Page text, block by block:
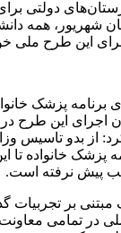
دولتی
شهریور، همه
این طرح ملی
پزشک
اجرای این طرح
از بدو تاسیس
پزشک خانواده تا
پیش نرفته است.
بر تجربیات
در تمامی